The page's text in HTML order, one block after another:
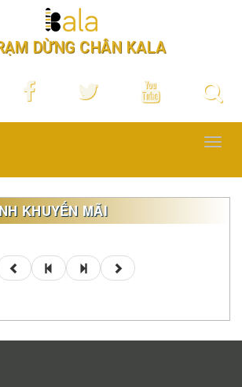
DỪNG CHÂN KALA
KHUYẾN MÃI